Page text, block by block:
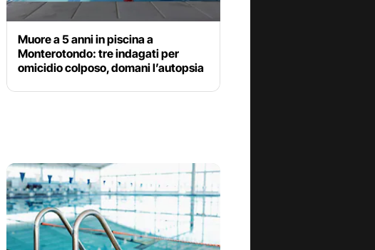
Muore a 5 anni in piscina a
Monterotondo: tre indagati per
omicidio colposo, domani l’autopsia